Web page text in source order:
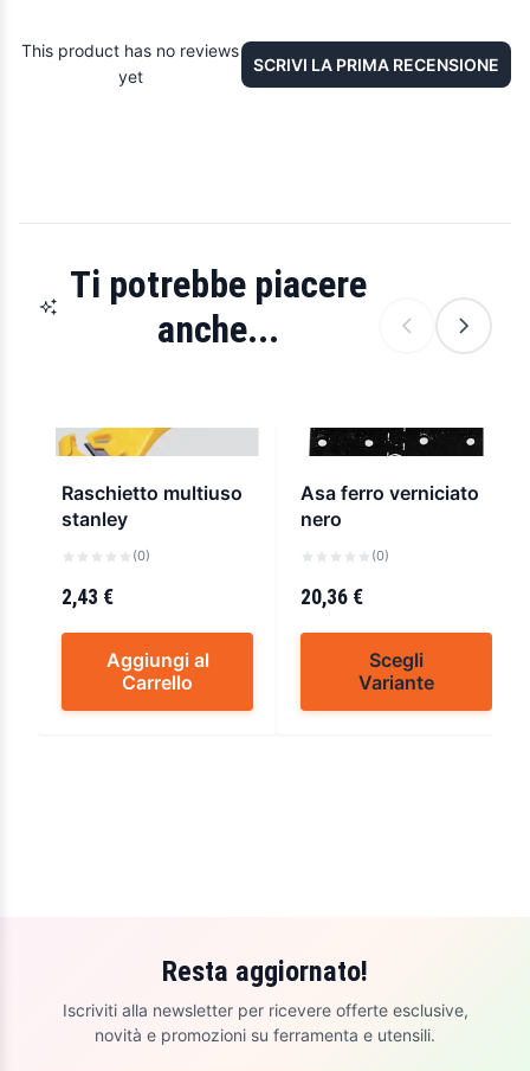
This product has no reviews
yet
SCRIVI LA PRIMA RECENSIONE
Ti potrebbe piacere
anche...
Raschietto multiuso
stanley
(0)
2,43 €
Aggiungi al
Carrello
Asa ferro verniciato
nero
(0)
20,36 €
Scegli
Variante
Resta aggiornato!
Iscriviti alla newsletter per ricevere offerte esclusive,
novità e promozioni su ferramenta e utensili.